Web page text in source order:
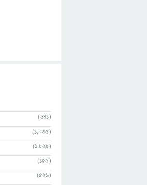
(641)
(1,035)
(1,829)
(159)
(526)